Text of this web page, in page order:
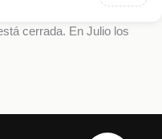
cerrada. En Julio los